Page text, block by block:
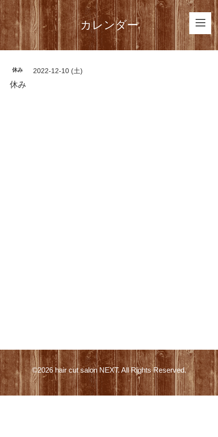
カレンダー
休み 2022-12-10 (土)
休み
©2026hair cut salon NEXT. All Rights Reserved.